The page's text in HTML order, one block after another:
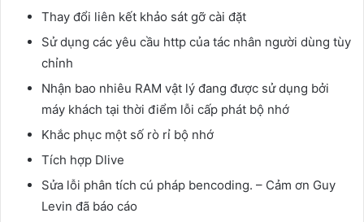
Thay đổi liên kết khảo sát gỡ cài đặt
Sử dụng các yêu cầu http của tác nhân người dùng tùy
chỉnh
Nhận bao nhiêu RAM vật lý đang được sử dụng bởi
máy khách tại thời điểm lỗi cấp phát bộ nhớ
Khắc phục một số rò rỉ bộ nhớ
Tích hợp Dlive
Sửa lỗi phân tích cú pháp bencoding. – Cảm ơn Guy
Levin đã báo cáo